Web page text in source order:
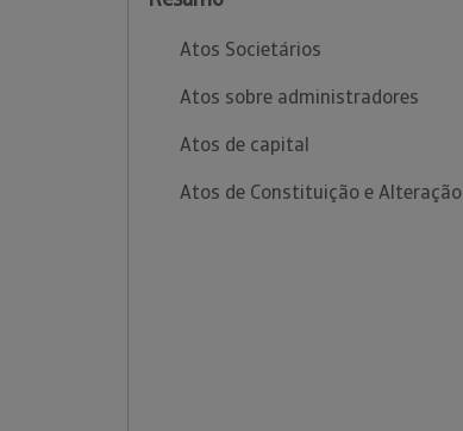
Atos Societários
Atos sobre administradores
Atos de capital
Atos de Constituição e Alteração